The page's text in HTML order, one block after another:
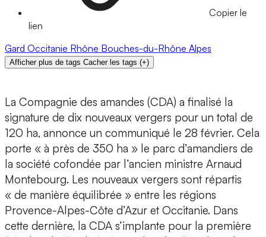
Copier le
lien
Gard Occitanie Rhône Bouches-du-Rhône Alpes
Afficher plus de tags Cacher les tags (+)
La Compagnie des amandes (CDA) a finalisé la
signature de dix nouveaux vergers pour un total de
120 ha, annonce un communiqué le 28 février. Cela
porte « à près de 350 ha » le parc d’amandiers de
la société cofondée par l’ancien ministre Arnaud
Montebourg. Les nouveaux vergers sont répartis
« de manière équilibrée » entre les régions
Provence-Alpes-Côte d’Azur et Occitanie. Dans
cette dernière, la CDA s’implante pour la première